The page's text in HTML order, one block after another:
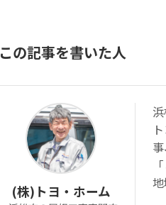
この記事を書いた人
(株)トヨ・ホーム